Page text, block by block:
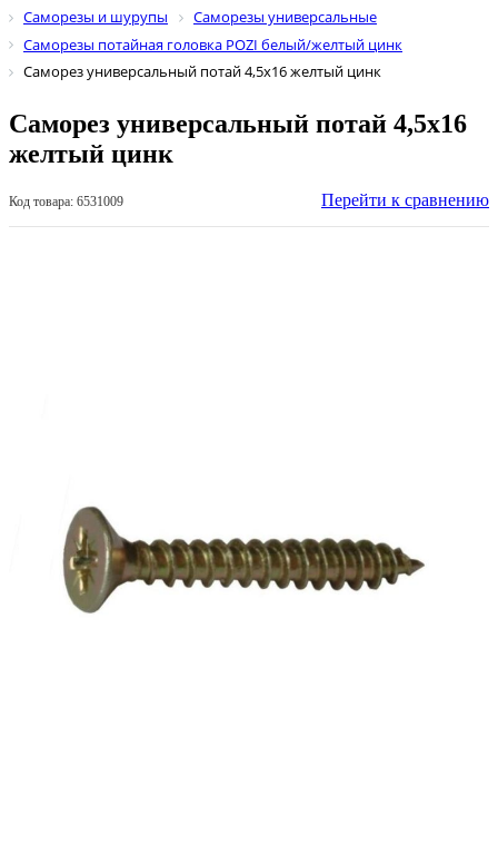
Саморезы и шурупы
Саморезы универсальные
Саморезы потайная головка POZI белый/желтый цинк
Саморез универсальный потай 4,5х16 желтый цинк
Саморез универсальный потай 4,5х16
желтый цинк
Код товара: 6531009 Перейти к сравнению